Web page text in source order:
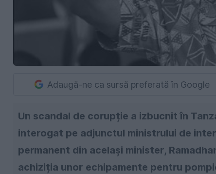
Adaugă-ne ca sursă preferată în Google
Un scandal de corupție a izbucnit în
interogat pe adjunctul ministrului de
permanent din acelaşi minister,
achiziția unor echipamente pentru